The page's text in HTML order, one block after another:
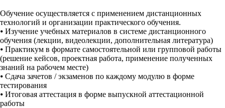
Обучение осуществляется с применением дистанционных
технологий и организации практического обучения.
⦁ Изучение учебных материалов в системе дистанционного
обучения (лекции, видеолекции, дополнительная литература)
⦁ Практикум в формате самостоятельной или групповой работы
(решение кейсов, проектная работа, применение полученных
знаний на рабочем месте)
⦁ Сдача зачетов / экзаменов по каждому модулю в форме
тестирования
⦁ Итоговая аттестация в форме выпускной аттестационной
работы